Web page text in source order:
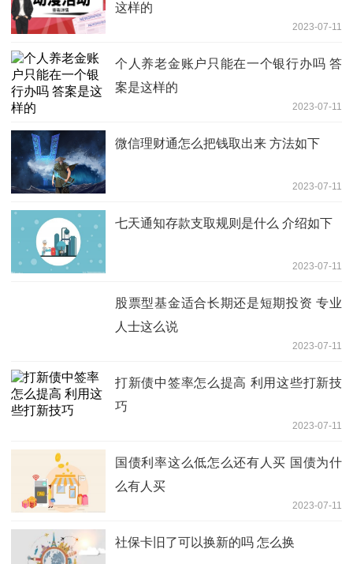
这样的
2023-07-11
个人养老金账户只能在一个银行办吗 答
案是这样的
2023-07-11
微信理财通怎么把钱取出来 方法如下
2023-07-11
七天通知存款支取规则是什么 介绍如下
2023-07-11
股票型基金适合长期还是短期投资 专业
人士这么说
2023-07-11
打新债中签率怎么提高 利用这些打新技
巧
2023-07-11
国债利率这么低怎么还有人买 国债为什
么有人买
2023-07-11
社保卡旧了可以换新的吗 怎么换